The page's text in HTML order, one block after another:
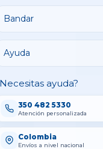
Bandar
Ayuda
ayuda?
350 482 5330
Atención personalizada
Colombia
Envíos a nivel nacional